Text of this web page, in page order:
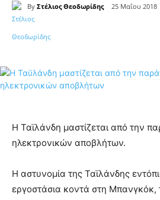
By Στέλιος Θεοδωρίδης 25 Μαΐου 2018
Η Ταϊλάνδη μαστίζεται από την
ηλεκτρονικών αποβλήτων.
Η αστυνομία της Ταϊλάνδης
εργοστάσια κοντά στη Μπανγκόκ,